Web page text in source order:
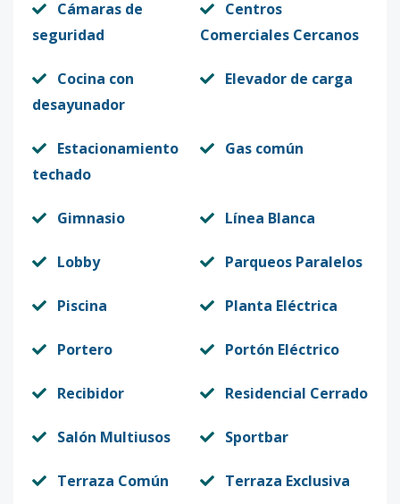
Cámaras de
seguridad
Centros
Comerciales Cercanos
Cocina con
desayunador
Elevador de carga
Estacionamiento
techado
Gas común
Gimnasio Línea Blanca
Lobby Parqueos Paralelos
Piscina Planta Eléctrica
Portero Portón Eléctrico
Recibidor Residencial Cerrado
Salón Multiusos Sportbar
Terraza Común Terraza Exclusiva